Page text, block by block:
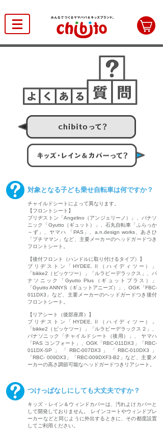
対象となる子ども乗せ自転車は何ですか？
チャイルドシートによって異なります。
【フロントシート】
ブリヂストン「Angelino（アンジェリーノ）」、パナソ
ニック「Gyutto（ギュット）」、石丸自転車「ふらっか
～ず」、ヤマハ 「PAS」、a.n.design works、あさひ
「プチママン」など、主要メーカーのヘッドガードつき
フロントシート。
【後付フロント（ハンドルに取り付けるタイプ）】
ブリヂストン「HYDEE.Ⅱ（ハイディツー）」
「bikke2（ビッケツー）」「ルラビーデラックス」、パ
ナソニック「Gyutto Plus（ギュットプラス）」
「Gyutto ANNYS（ギュットアニーズ）」、OGK「FBC-
011DX3」など、主要メーカーのヘッドガードつき後付
フロントシート。
【リアシート（後部座席）】
ブリヂストン「HYDEE.Ⅱ（ハイディツー）」
「bikke2（ビッケツー）」「ルラビーデラックス２」、
パナソニック「チャイルドシート（後用）」、 ヤマハ
「PAS コンフォート」、OGK「RBC-011DX3」「RBC-
011DX-SP」「RBC-007DX3」「RBC-010DX3」
「RBC- 009DX3」「RBC-009DXF3-B2」など、主要メ
ーカーの高さ調節可能なヘッドガードつきリアシート。
つけっぱなしにしても大丈夫ですか？
キッズ・レイン＆ウィンドカバーは、汚れよけカバーと
して開発しておりません。 レインコートやウィンドブレ
ーカーなどと同じように外出するときに、その都度設置
してご利用ください。